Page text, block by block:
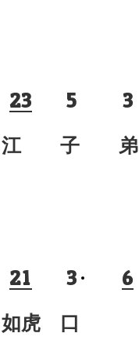
23 5 3
子 弟
21 3 6
虎 口